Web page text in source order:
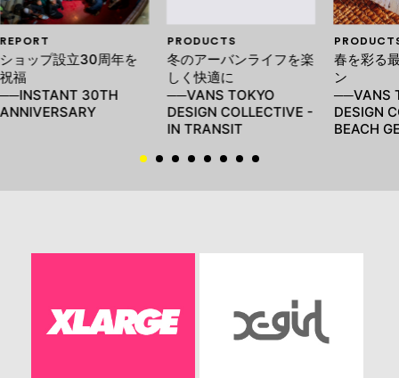
REPORT
ショップ設立30周年を
祝福
──INSTANT 30TH
ANNIVERSARY
PRODUCTS
冬のアーバンライフを楽
しく快適に
──VANS TOKYO
DESIGN COLLECTIVE -
IN TRANSIT
春を彩る
ン
──VANS
DESIGN
BEACH